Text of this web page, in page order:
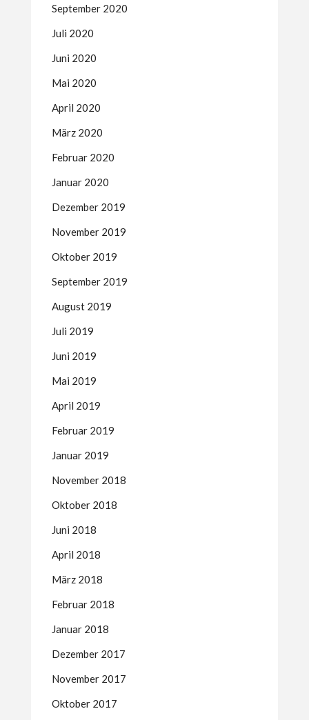
September 2020
Juli 2020
Juni 2020
Mai 2020
April 2020
März 2020
Februar 2020
Januar 2020
Dezember 2019
November 2019
Oktober 2019
September 2019
August 2019
Juli 2019
Juni 2019
Mai 2019
April 2019
Februar 2019
Januar 2019
November 2018
Oktober 2018
Juni 2018
April 2018
März 2018
Februar 2018
Januar 2018
Dezember 2017
November 2017
Oktober 2017